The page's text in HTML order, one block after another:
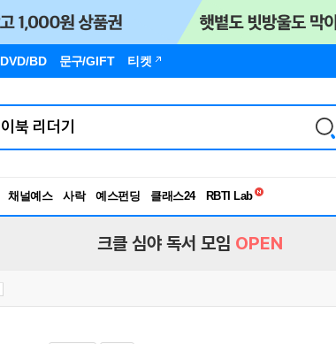
DVD/BD 문구/GIFT 티켓
채널예스 사락 예스펀딩 클래스24
독서유형검사
크클 심야 독서 모임 OPEN